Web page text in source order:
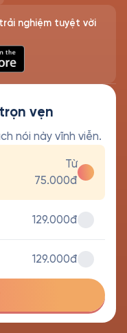
nghiệm tuyệt vời
vẹn
nói này vĩnh viễn.
Từ
75.000đ
129.000đ
129.000đ